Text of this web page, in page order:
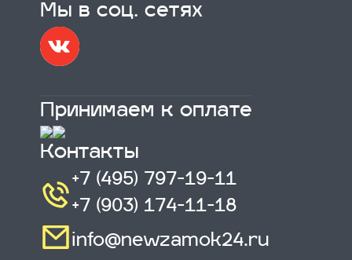
Мы в соц. сетях
Принимаем к оплате
Контакты
+7 (495) 797-19-11
+7 (903) 174-11-18
info@newzamok24.ru